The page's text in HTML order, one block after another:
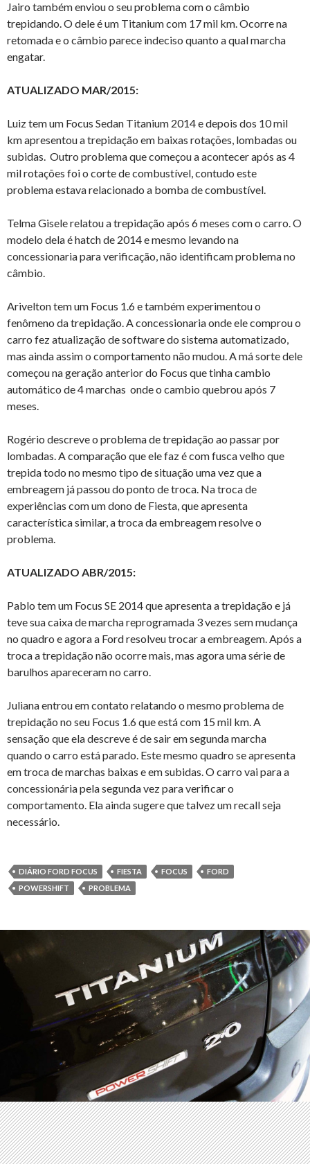
Jairo também enviou o seu problema com o câmbio
trepidando. O dele é um Titanium com 17 mil km. Ocorre na
retomada e o câmbio parece indeciso quanto a qual marcha
engatar.
ATUALIZADO MAR/2015:
Luiz tem um Focus Sedan Titanium 2014 e depois dos 10 mil
km apresentou a trepidação em baixas rotações, lombadas ou
subidas. Outro problema que começou a acontecer após as 4
mil rotações foi o corte de combustível, contudo este
problema estava relacionado a bomba de combustível.
Telma Gisele relatou a trepidação após 6 meses com o carro. O
modelo dela é hatch de 2014 e mesmo levando na
concessionaria para verificação, não identificam problema no
câmbio.
Arivelton tem um Focus 1.6 e também experimentou o
fenômeno da trepidação. A concessionaria onde ele comprou o
carro fez atualização de software do sistema automatizado,
mas ainda assim o comportamento não mudou. A má sorte dele
começou na geração anterior do Focus que tinha cambio
automático de 4 marchas onde o cambio quebrou após 7
meses.
Rogério descreve o problema de trepidação ao passar por
lombadas. A comparação que ele faz é com fusca velho que
trepida todo no mesmo tipo de situação uma vez que a
embreagem já passou do ponto de troca. Na troca de
experiências com um dono de Fiesta, que apresenta
característica similar, a troca da embreagem resolve o
problema.
ATUALIZADO ABR/2015:
Pablo tem um Focus SE 2014 que apresenta a trepidação e já
teve sua caixa de marcha reprogramada 3 vezes sem mudança
no quadro e agora a Ford resolveu trocar a embreagem. Após a
troca a trepidação não ocorre mais, mas agora uma série de
barulhos apareceram no carro.
Juliana entrou em contato relatando o mesmo problema de
trepidação no seu Focus 1.6 que está com 15 mil km. A
sensação que ela descreve é de sair em segunda marcha
quando o carro está parado. Este mesmo quadro se apresenta
em troca de marchas baixas e em subidas. O carro vai para a
concessionária pela segunda vez para verificar o
comportamento. Ela ainda sugere que talvez um recall seja
necessário.
DIÁRIO FORD FOCUS FIESTA FOCUS
FORD
POWERSHIFT
PROBLEMA